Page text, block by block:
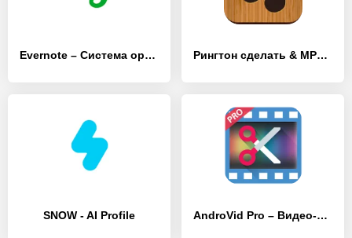
Evernote – Система организации заметок Рингтон сделать & MP3 вырезать
SNOW - AI Profile AndroVid Pro – Видео-редактор, создание роликов